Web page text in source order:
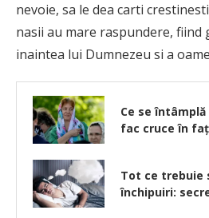
nevoie, sa le dea carti
nasii au mare raspundere,
inaintea lui Dumnezeu si a
Ce se
fac cruce în
Tot ce trebuie
închipuiri: